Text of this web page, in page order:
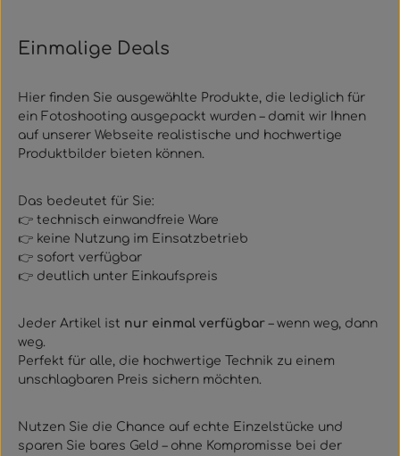
Einmalige Deals
Hier finden Sie ausgewählte Produkte, die lediglich für
ein Fotoshooting ausgepackt wurden – damit wir Ihnen
auf unserer Webseite realistische und hochwertige
Produktbilder bieten können.
Das bedeutet für Sie:
👉 technisch einwandfreie Ware
👉 keine Nutzung im Einsatzbetrieb
👉 sofort verfügbar
👉 deutlich unter Einkaufspreis
Jeder Artikel ist nur einmal verfügbar – wenn weg, dann
weg.
Perfekt für alle, die hochwertige Technik zu einem
unschlagbaren Preis sichern möchten.
Nutzen Sie die Chance auf echte Einzelstücke und
sparen Sie bares Geld – ohne Kompromisse bei der